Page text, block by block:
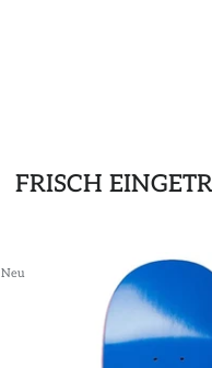
FRISCH
Neu